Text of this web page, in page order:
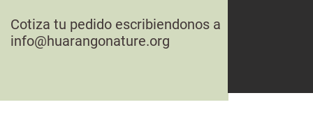
Cotiza tu pedido escribiendonos a
info@huarangonature.org